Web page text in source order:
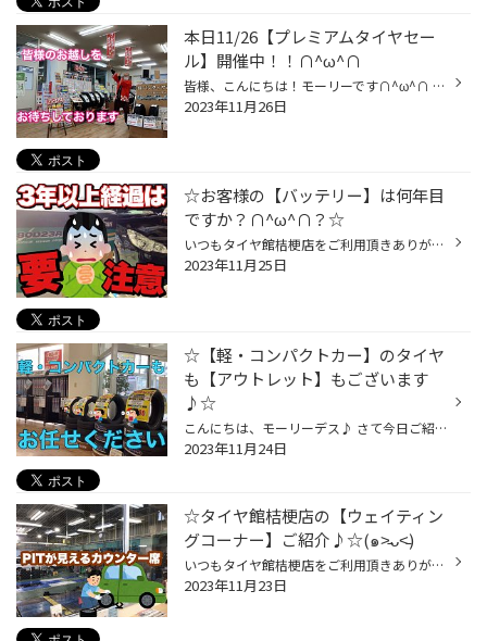
本日11/26【プレミアムタイヤセー
ル】開催中！！∩^ω^∩
皆様、こんにちは！モーリーです∩^ω^∩ いつもタイヤ館函館桔梗店をご利用いただきありがとうございます♪ 11/17（金）から11/30(木)まで 【プレミアムタイヤセール開催♪】しております！！ 最後の週末になりました♪ 今お持ちのスタッドレスタイヤは大丈夫ですか？？ 今年も安心して使用できますか？ ...
2023年11月26日
☆お客様の【バッテリー】は何年目
ですか？∩^ω^∩？☆
いつもタイヤ館桔梗店をご利用頂きありがとうございます∩^ω^∩ 皆さん！今のお車の状態って把握できていますか？ メンテンナンス用品は定期的に交換していますか？ 定期的に交換出来ていないと、車の故障に繋がってしまいます(；ω；) 当店はいつでも無料で点検を承っておりますので是非ご利用くださ...
2023年11月25日
☆【軽・コンパクトカー】のタイヤ
も【アウトレット】もございます
♪☆
こんにちは、モーリーデス♪ さて今日ご紹介したいのは 【軽・コンパクトカー】のタイヤもタイヤ館へお任せください♪です タイヤ館で取り扱いのあるタイヤは色々ございます∩^ω^∩ 走行音の静かなタイヤ(静粛性)や雨の日に強く、長持ち♪ 低燃費性ももちろん兼ね備えております♪ そして【お買得タイヤ】...
2023年11月24日
☆タイヤ館桔梗店の【ウェイティン
グコーナー】ご紹介♪☆(๑˃̵ᴗ˂̵)
いつもタイヤ館桔梗店をご利用頂きありがとうございます∩^ω^∩ 本日の紹介は・・・当店自慢のウエイティングコーナーの紹介になります。 待ち時間はゆっくり過ごしたいですよね。 当店の待合コーナーは2か所ありますよ！ ひとつはPITの作業風景が見えるカウンター席♪♪ そしてもうひとつはテレビが見...
2023年11月23日